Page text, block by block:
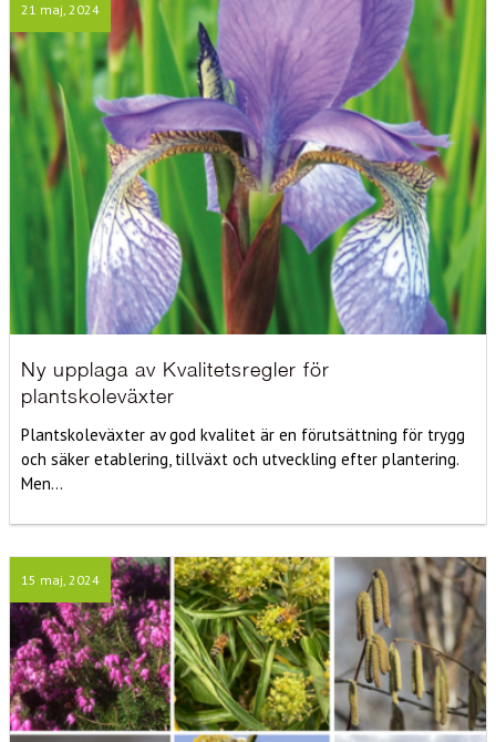
21 maj, 2024
Ny upplaga av Kvalitetsregler för
plantskoleväxter
Plantskoleväxter av god kvalitet är en förutsättning för trygg
och säker etablering, tillväxt och utveckling efter plantering.
Men...
15 maj, 2024